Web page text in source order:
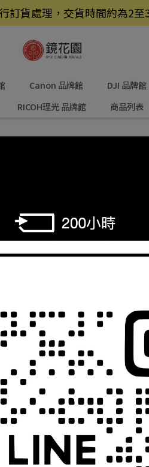
貨處理，交貨時間約為2
Canon 品牌館 DJI 品牌館
RICOH理光 品牌館 商品列表
袋 117
【貨況請
公分 T538 (貨號634-
私】鏡